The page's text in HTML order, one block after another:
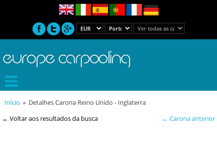
Início » Detalhes Carona Reino Unido - Inglaterra
← Voltar aos resultados da busca
← Carona anterior